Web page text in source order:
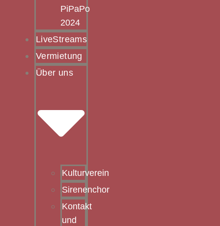
PiPaPo
2024
LiveStreams
Vermietung
Über uns
Kulturverein
Sirenenchor
Kontakt
und